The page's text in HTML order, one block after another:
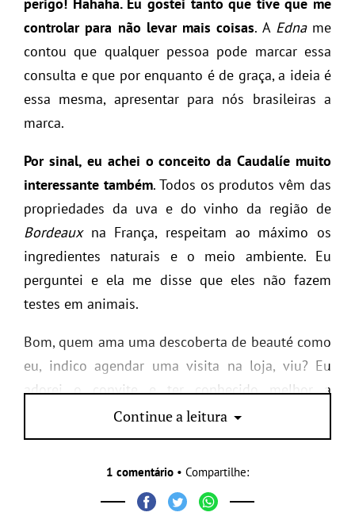
controlar para não levar mais coisas. A Edname
contou que qualquer pessoa pode marcar essa
consulta e que por enquanto é de graça, a ideia é
essa mesma, apresentar para nós brasileiras a
marca.
Por sinal, eu achei o conceito da Caudalíe muito
interessante também. Todos os produtos vêm das
propriedades da uva e do vinho da região de
Bordeauxna França, respeitam ao máximo os
ingredientes naturais e o meio ambiente. Eu
perguntei e ela me disse que eles não fazem
testes em animais.
Bom, quem ama uma descoberta de beauté como
eu, indico agendar uma visita na loja, viu? Eu
adorei o convite e ter conhecido melhor a
Continue a leitura
1 comentário • Compartilhe: